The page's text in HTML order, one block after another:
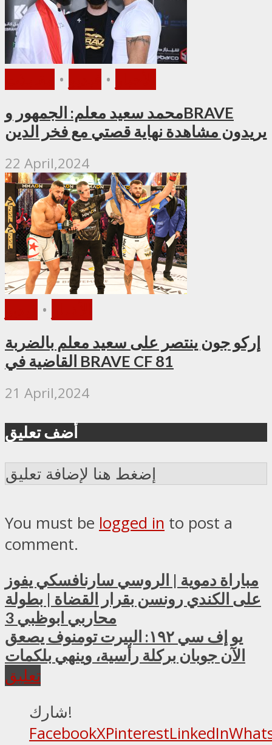
•
•
محمد سعيد معلم: الجمهور وBRAVE
يريدون مشاهدة نهاية قصتي مع فخر الدين
22 April,2024
•
إركو جون ينتصر على سعيد معلم بالضربة
القاضية في BRAVE CF 81
21 April,2024
أضف تعليق
إضغط هنا لإضافة تعليق
You must be logged in to post a
comment.
مباراة دموية | الروسي سارنافسكي يفوز
على الكندي رونسن بقرار القضاة | بطولة
محاربي ابوظبي 3
يو إف سي ١٩٢: البيرت تومنوف يصعق
الآن جوبان بركلة رأسية، وينهي بلكمات
تعليق
شارك!
FacebookXPinterestLinkedIn